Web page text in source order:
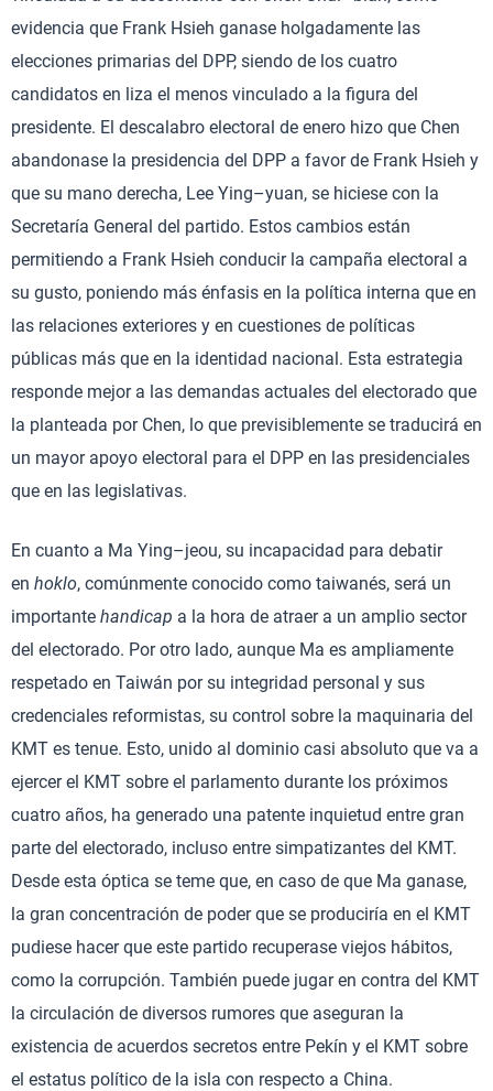
evidencia que Frank Hsieh ganase holgadamente las
elecciones primarias del DPP, siendo de los cuatro
candidatos en liza el menos vinculado a la figura del
presidente. El descalabro electoral de enero hizo que Chen
abandonase la presidencia del DPP a favor de Frank Hsieh y
que su mano derecha, Lee Ying–yuan, se hiciese con la
Secretaría General del partido. Estos cambios están
permitiendo a Frank Hsieh conducir la campaña electoral a
su gusto, poniendo más énfasis en la política interna que en
las relaciones exteriores y en cuestiones de políticas
públicas más que en la identidad nacional. Esta estrategia
responde mejor a las demandas actuales del electorado que
la planteada por Chen, lo que previsiblemente se traducirá en
un mayor apoyo electoral para el DPP en las presidenciales
que en las legislativas.
En cuanto a Ma Ying–jeou, su incapacidad para debatir
en hoklo, comúnmente conocido como taiwanés, será un
importante handicap a la hora de atraer a un amplio sector
del electorado. Por otro lado, aunque Ma es ampliamente
respetado en Taiwán por su integridad personal y sus
credenciales reformistas, su control sobre la maquinaria del
KMT es tenue. Esto, unido al dominio casi absoluto que va a
ejercer el KMT sobre el parlamento durante los próximos
cuatro años, ha generado una patente inquietud entre gran
parte del electorado, incluso entre simpatizantes del KMT.
Desde esta óptica se teme que, en caso de que Ma ganase,
la gran concentración de poder que se produciría en el KMT
pudiese hacer que este partido recuperase viejos hábitos,
como la corrupción. También puede jugar en contra del KMT
la circulación de diversos rumores que aseguran la
existencia de acuerdos secretos entre Pekín y el KMT sobre
el estatus político de la isla con respecto a China.